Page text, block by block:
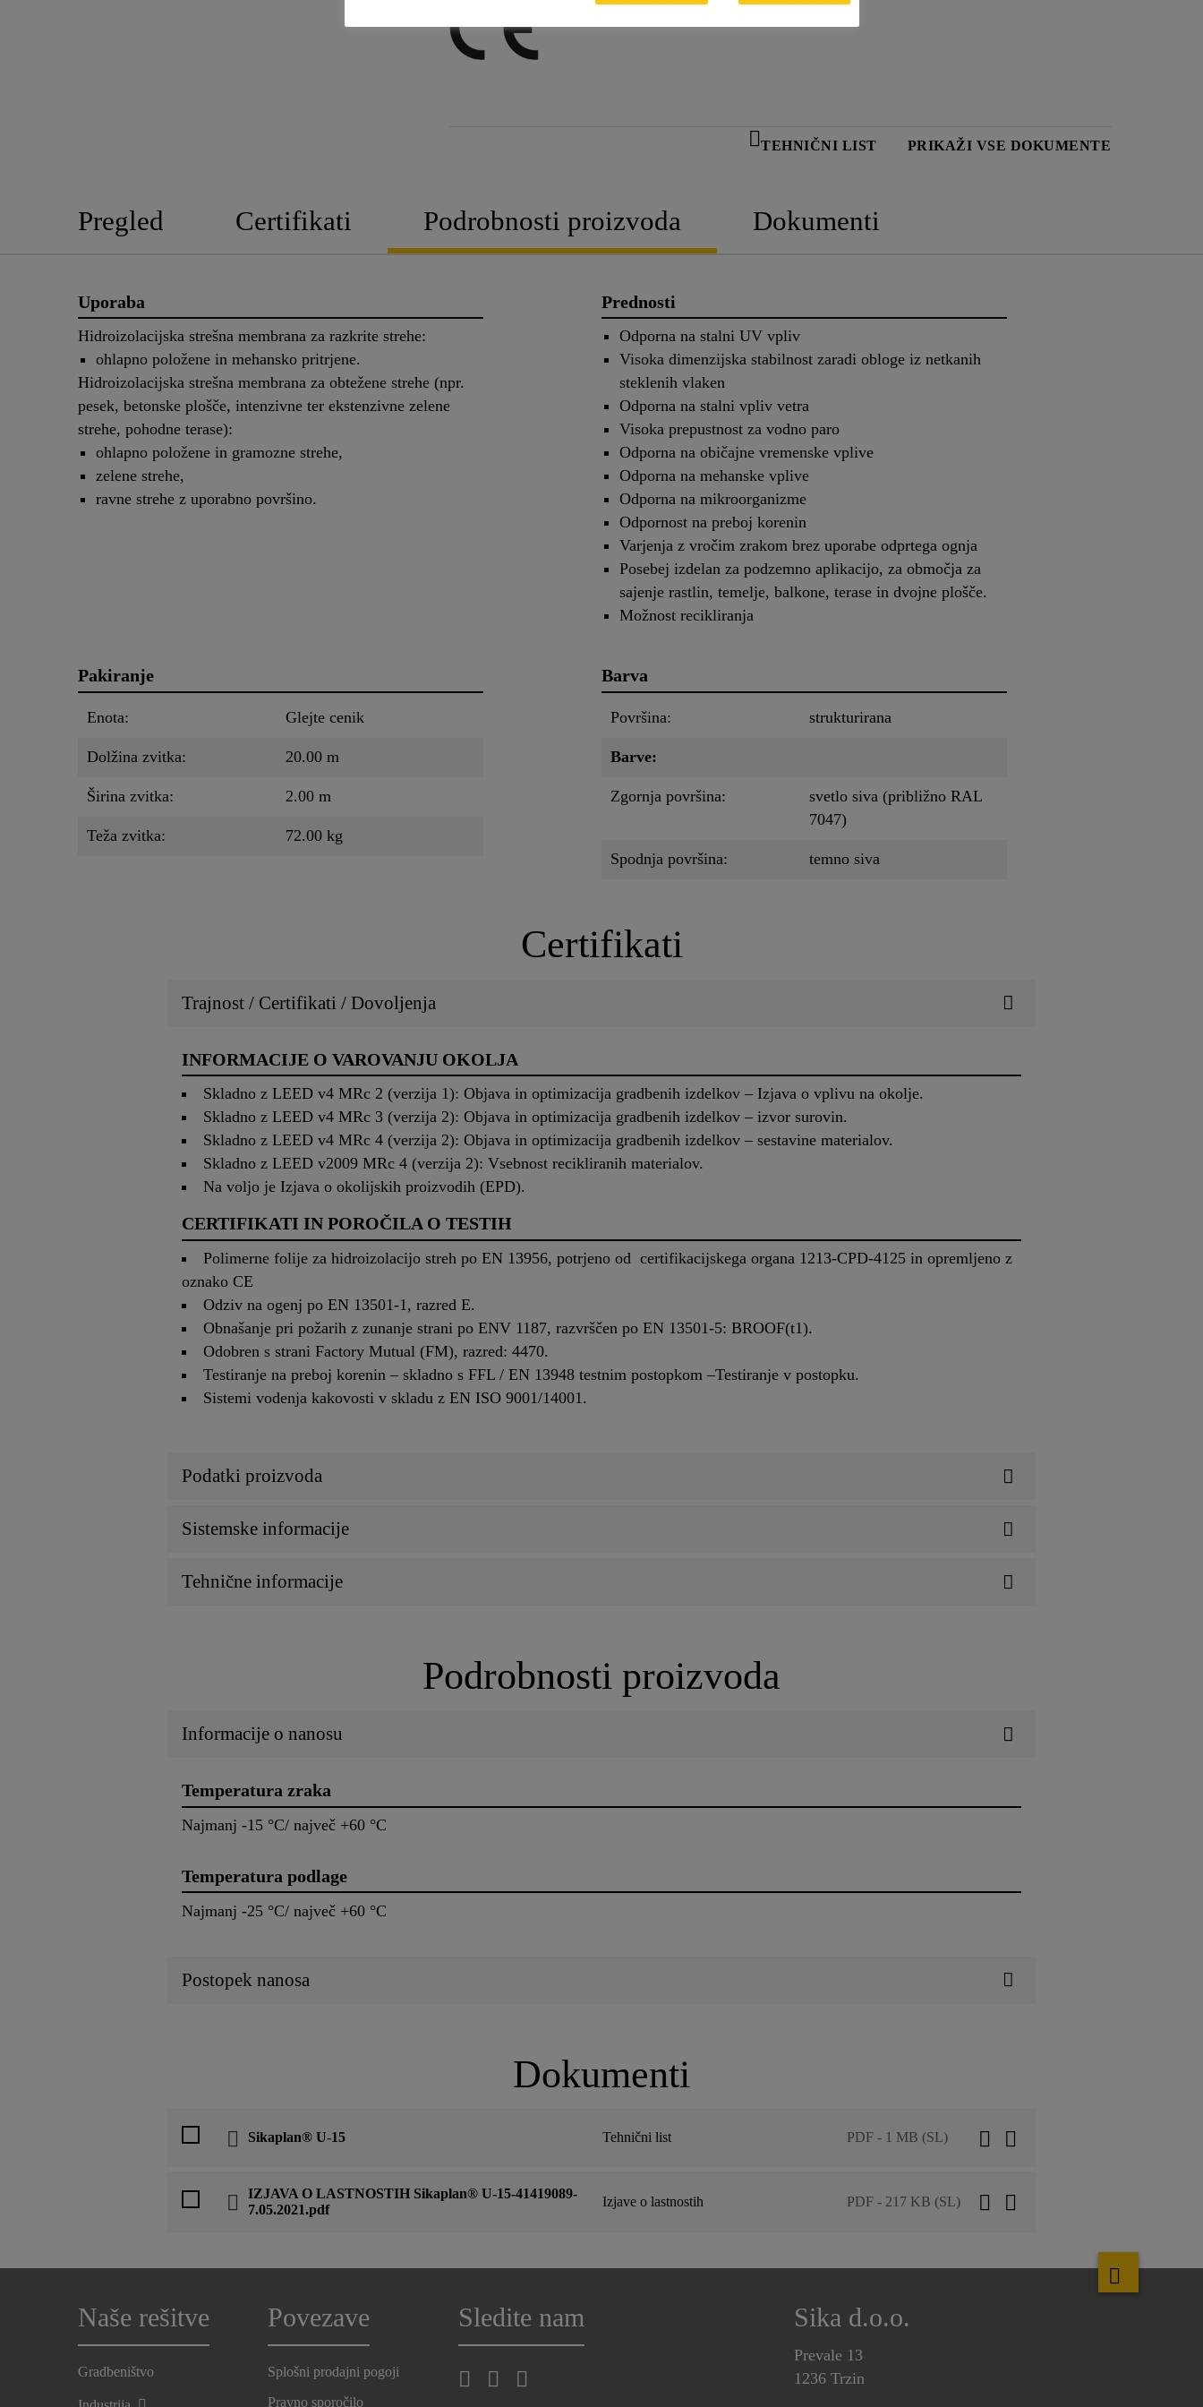
TEHNIČNI LIST PRIKAŽI VSE DOKUMENTE
Pregled Certifikati Podrobnosti proizvoda Dokumenti
Uporaba
Hidroizolacijska strešna membrana za razkrite strehe:
ohlapno položene in mehansko pritrjene.
Hidroizolacijska strešna membrana za obtežene strehe (npr.
pesek, betonske plošče, intenzivne ter ekstenzivne zelene
strehe, pohodne terase):
ohlapno položene in gramozne strehe,
zelene strehe,
ravne strehe z uporabno površino.
Prednosti
Odporna na stalni UV vpliv
Visoka dimenzijska stabilnost zaradi obloge iz netkanih
steklenih vlaken
Odporna na stalni vpliv vetra
Visoka prepustnost za vodno paro
Odporna na običajne vremenske vplive
Odporna na mehanske vplive
Odporna na mikroorganizme
Odpornost na preboj korenin
Varjenja z vročim zrakom brez uporabe odprtega ognja
Posebej izdelan za podzemno aplikacijo, za območja za
sajenje rastlin, temelje, balkone, terase in dvojne plošče.
Možnost recikliranja
Pakiranje
Enota: Glejte cenik
Dolžina zvitka: 20.00 m
Širina zvitka: 2.00 m
Teža zvitka: 72.00 kg
Barva
Površina: strukturirana
Barve:
Zgornja površina:
svetlo siva (približno RAL
7047)
Spodnja površina: temno siva
Certifikati
Trajnost / Certifikati / Dovoljenja
INFORMACIJE O VAROVANJU OKOLJA
Skladno z LEED v4 MRc 2 (verzija 1): Objava in optimizacija gradbenih izdelkov – Izjava o vplivu na okolje.
Skladno z LEED v4 MRc 3 (verzija 2): Objava in optimizacija gradbenih izdelkov – izvor surovin.
Skladno z LEED v4 MRc 4 (verzija 2): Objava in optimizacija gradbenih izdelkov – sestavine materialov.
Skladno z LEED v2009 MRc 4 (verzija 2): Vsebnost recikliranih materialov.
Na voljo je Izjava o okolijskih proizvodih (EPD).
CERTIFIKATI IN POROČILA O TESTIH
Polimerne folije za hidroizolacijo streh po EN 13956, potrjeno od certifikacijskega organa 1213-CPD-4125 in opremljeno z
oznako CE
Odziv na ogenj po EN 13501-1, razred E.
Obnašanje pri požarih z zunanje strani po ENV 1187, razvrščen po EN 13501-5: BROOF(t1).
Odobren s strani Factory Mutual (FM), razred: 4470.
Testiranje na preboj korenin – skladno s FFL / EN 13948 testnim postopkom –Testiranje v postopku.
Sistemi vodenja kakovosti v skladu z EN ISO 9001/14001.
Podatki proizvoda
Sistemske informacije
Tehnične informacije
Podrobnosti proizvoda
Informacije o nanosu
Temperatura zraka
Najmanj -15 °C/ največ +60 °C
Temperatura podlage
Najmanj -25 °C/ največ +60 °C
Postopek nanosa
Dokumenti
Sikaplan® U-15 Tehnični list PDF - 1 MB (SL)
IZJAVA O LASTNOSTIH Sikaplan® U-15-41419089-
7.05.2021.pdf
Izjave o lastnostih PDF - 217 KB (SL)
Naše rešitve
Gradbeništvo
Povezave
Splošni prodajni pogoji
Pravno sporočilo
Sledite nam Sika d.o.o.
Prevale 13
1236 Trzin